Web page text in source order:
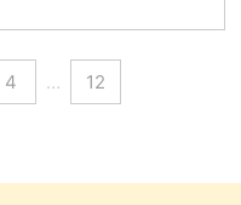
4 … 12